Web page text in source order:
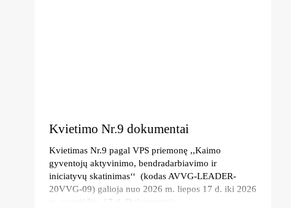
Kvietimo Nr.9 dokumentai
Kvietimas Nr.9 pagal VPS priemonę ,,Kaimo
gyventojų aktyvinimo, bendradarbiavimo ir
iniciatyvų skatinimas‘‘ (kodas AVVG-LEADER-
20VVG-09) galioja nuo 2026 m. liepos 17 d. iki 2026
m. rugpjūčio 17 d. Dokumentai: